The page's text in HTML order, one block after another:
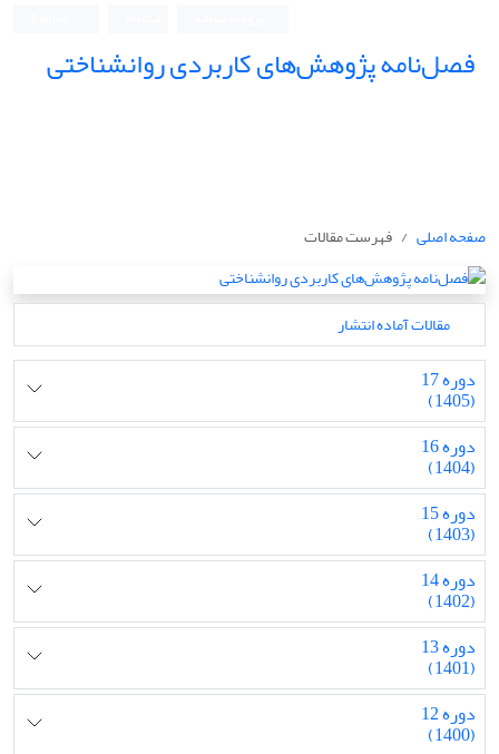
فصل‌نامه پژوهش‌های کاربردی روانشناختی
صفحه اصلی فهرست مقالات
مقالات آماده انتشار
دوره 17
(1405)
دوره 16
(1404)
دوره 15
(1403)
دوره 14
(1402)
دوره 13
(1401)
دوره 12
(1400)